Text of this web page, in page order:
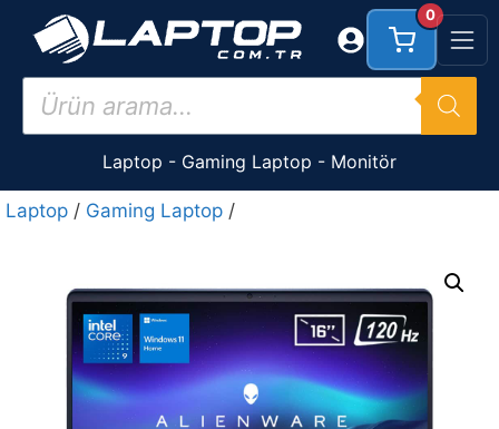
İçeriğe
Products
search
Laptop - Gaming Laptop - Monitör
0
Laptop / Gaming Laptop /